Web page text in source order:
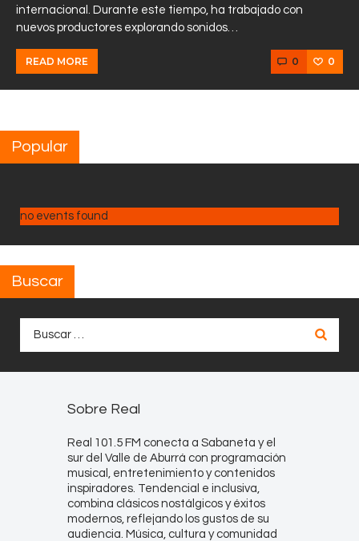
internacional. Durante este tiempo, ha trabajado con
nuevos productores explorando sonidos…
READ MORE 0 0
Popular
no events found
Buscar
Sobre Real
Real 101.5 FM conecta a Sabaneta y el
sur del Valle de Aburrá con programación
musical, entretenimiento y contenidos
inspiradores. Tendencial e inclusiva,
combina clásicos nostálgicos y éxitos
modernos, reflejando los gustos de su
audiencia. Música, cultura y comunidad